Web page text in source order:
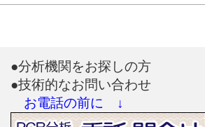
●分析機関をお探しの方
●技術的なお問い合わせ
お電話の前に ↓